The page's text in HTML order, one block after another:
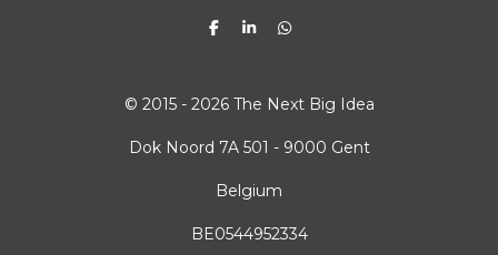
D
n
S
D
© 2015 - 2026 The Next Big Idea
Dok Noord 7A 501 - 9000 Gent
Belgium
BE0544952334